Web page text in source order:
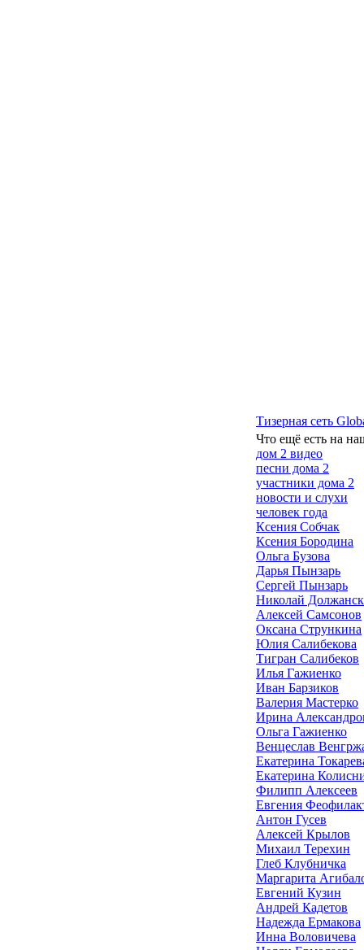
Тизерная сеть
Что ещё есть на
дом 2 видео
песни дома 2
участники дома 2
новости и слухи
человек года
Ксения Собчак
Ксения Бородина
Ольга Бузова
Дарья Пынзарь
Сергей Пынзарь
Николай
Алексей Самсонов
Оксана Стрункина
Юлия Салибекова
Тигран Салибеков
Илья Гажиенко
Иван Барзиков
Валерия Мастерко
Ирина
Ольга Гажиенко
Венцеслав
Екатерина
Екатерина
Филипп Алексеев
Евгения
Антон Гусев
Алексей Крылов
Михаил Терехин
Глеб Клубничка
Маргарита
Евгений Кузин
Андрей Кадетов
Надежда Ермакова
Инна Воловичева